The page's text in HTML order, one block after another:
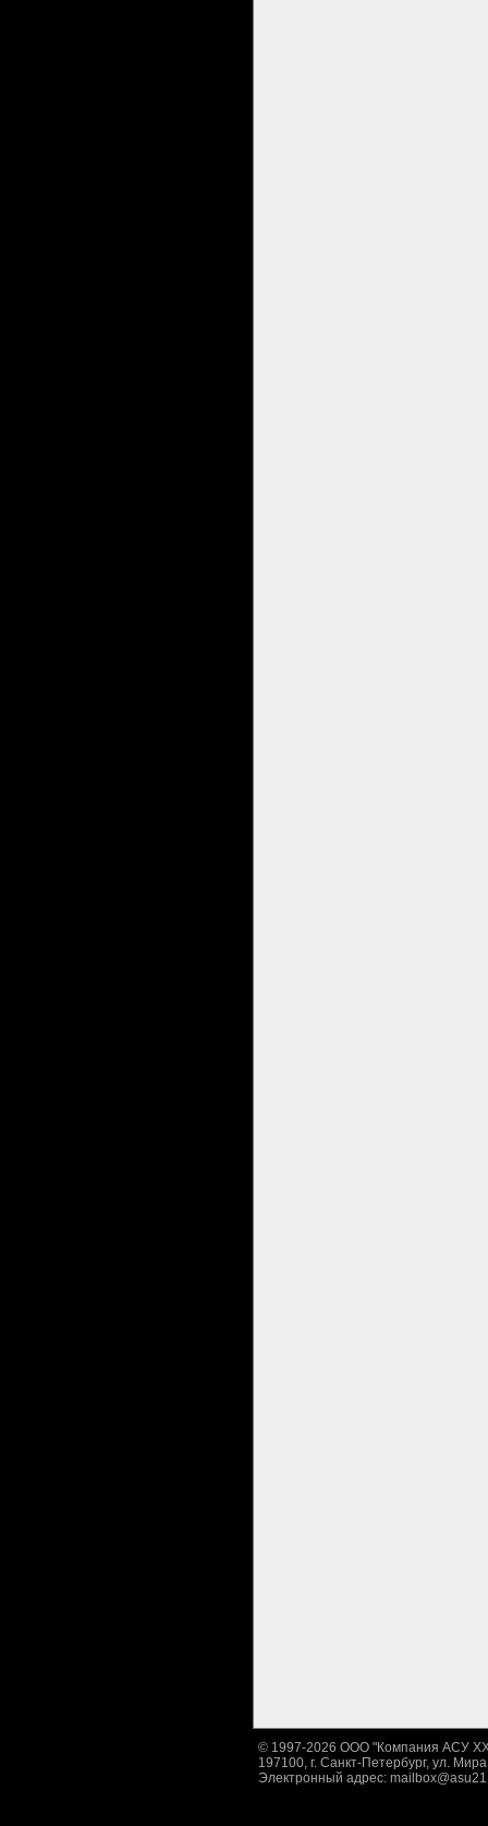
© 1997-2026 ООО "Компания АСУ
197100, г. Санкт-Петербург, ул.
Электронный адрес: